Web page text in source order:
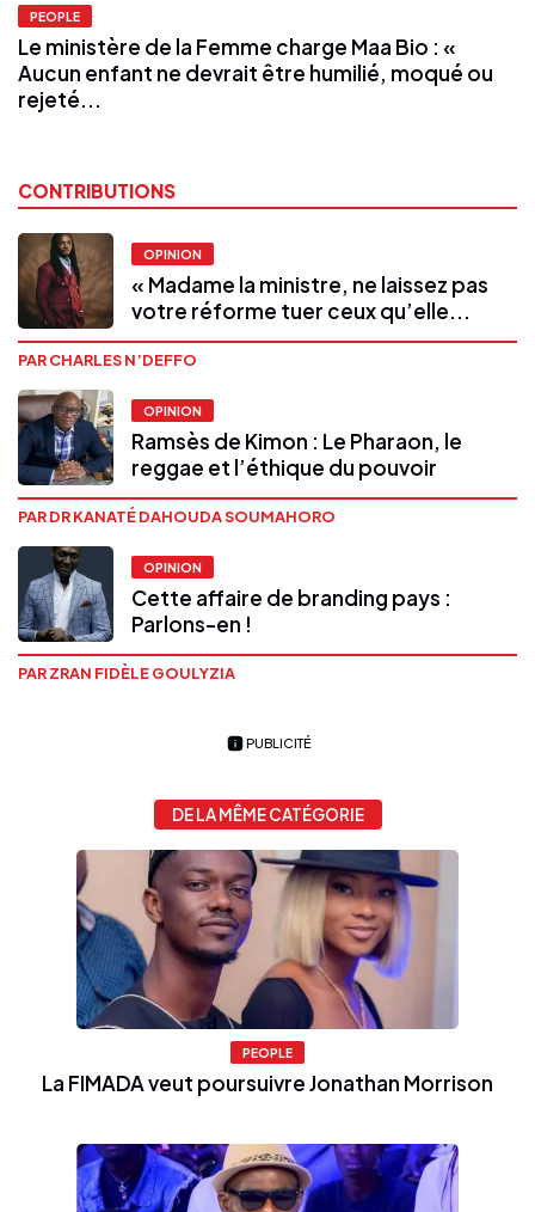
PEOPLE
Le ministère de la Femme charge Maa Bio : «
Aucun enfant ne devrait être humilié, moqué ou
rejeté...
CONTRIBUTIONS
OPINION
« Madame la ministre, ne laissez pas
votre réforme tuer ceux qu’elle...
PAR CHARLES N’DEFFO
OPINION
Ramsès de Kimon : Le Pharaon, le
reggae et l’éthique du pouvoir
PAR DR KANATÉ DAHOUDA SOUMAHORO
OPINION
Cette affaire de branding pays :
Parlons-en !
PAR ZRAN FIDÈLE GOULYZIA
PUBLICITÉ
DE LA MÊME CATÉGORIE
PEOPLE
La FIMADA veut poursuivre Jonathan Morrison